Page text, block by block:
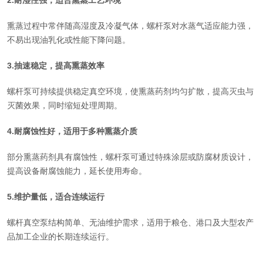
熏蒸过程中常伴随高湿度及冷凝气体，螺杆泵对水蒸气适应能力强，
不易出现油乳化或性能下降问题。
3.抽速稳定，提高熏蒸效率
螺杆泵可持续提供稳定真空环境，使熏蒸药剂均匀扩散，提高灭虫与
灭菌效果，同时缩短处理周期。
4.耐腐蚀性好，适用于多种熏蒸介质
部分熏蒸药剂具有腐蚀性，螺杆泵可通过特殊涂层或防腐材质设计，
提高设备耐腐蚀能力，延长使用寿命。
5.维护量低，适合连续运行
螺杆真空泵结构简单、无油维护需求，适用于粮仓、港口及大型农产
品加工企业的长期连续运行。